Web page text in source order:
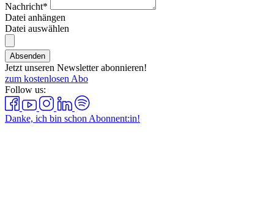
Nachricht*
Datei anhängen
Datei auswählen
Absenden
Jetzt unseren Newsletter abonnieren!
zum kostenlosen Abo
Follow us:
Danke, ich bin schon Abonnent:in!